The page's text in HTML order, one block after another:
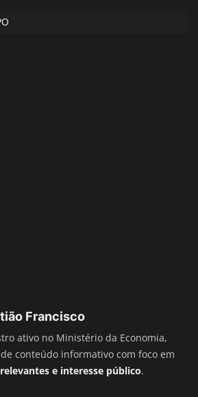
Francisco
ativo no Ministério da Economia,
conteúdo informativo com foco em
e interesse público.